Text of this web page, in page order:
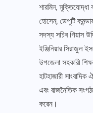
শারমিন,
হোসেন, ডেপুটি
সদস্য সচিব গিয়াস
ইঞ্জিনিয়ার সিরাজুল
উপজেলা সহকারী
হাটহাজারী
এবং রাজনৈতিক
করেন।